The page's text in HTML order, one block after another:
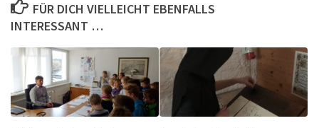
FÜR DICH VIELLEICHT EBENFALLS
INTERESSANT …